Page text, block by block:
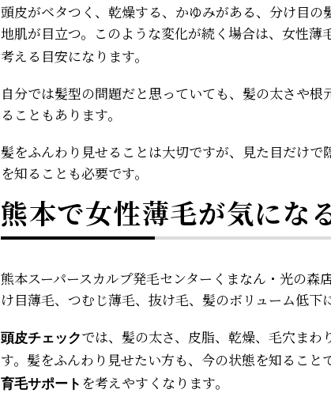
頭皮がベタつく、乾燥する、かゆみがある、分け目の
地肌が目立つ。このような変化が続く場合は、女性薄
考える目安になります。
自分では髪型の問題だと思っていても、髪の太さや
ることもあります。
髪をふんわり見せることは大切ですが、見た目だけで
を知ることも必要です。
熊本で女性薄毛が気にな
熊本スーパースカルプ発毛センターくまなん・光の森
け目薄毛、つむじ薄毛、抜け毛、髪のボリューム低下
頭皮チェックでは、髪の太さ、皮脂、乾燥、毛穴まわ
す。髪をふんわり見せたい方も、今の状態を知ること
育毛サポート を考えやすくなります。